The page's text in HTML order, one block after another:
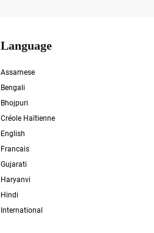
Language
Assamese
Bengali
Bhojpuri
Créole Haïtienne
English
Francais
Gujarati
Haryanvi
Hindi
International